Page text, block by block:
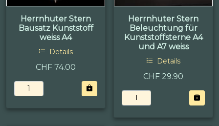
Herrnhuter Stern
Bausatz Kunststoff
weiss A4
Details
CHF 74.00
Herrnhuter Stern
Beleuchtung für
Kunststoffsterne A4
und A7 weiss
Details
CHF 29.90